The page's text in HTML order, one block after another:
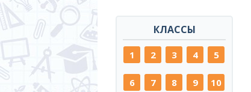
КЛАССЫ
1 2 3 4 5
6 7 8 9 10